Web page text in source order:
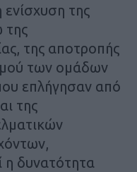
ενίσχυση της
της
της αποτροπής
των ομάδων
επλήγησαν από
της
η δυνατότητα